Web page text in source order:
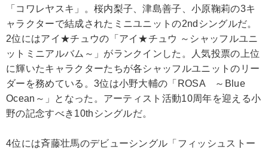
「コワレヤスキ」。桜内梨子、津島善子、小原鞠莉の3キ
ャラクターで結成されたミニユニットの2ndシングルだ。
2位にはアイ★チュウの「アイ★チュウ ～シャッフルユニ
ットミニアルバム～」がランクインした。人気投票の上位
に輝いたキャラクターたちが各シャッフルユニットのリー
ダーを務めている。3位は小野大輔の「ROSA ～Blue
Ocean～」となった。アーティスト活動10周年を迎える小
野の記念すべき10thシングルだ。
4位には斉藤壮馬のデビューシングル「フィッシュストー